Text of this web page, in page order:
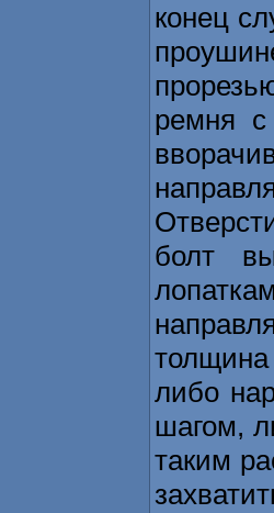
конец
ремня
болт
толщина
либо
шагом,
таким